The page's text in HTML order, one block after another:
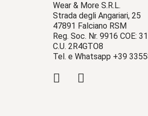
Wear & More S.R.L.
Strada degli Angariari, 25
47891 Falciano RSM
Reg. Soc. Nr. 9916 COE:
C.U. 2R4GTO8
Tel. e Whatsapp +39